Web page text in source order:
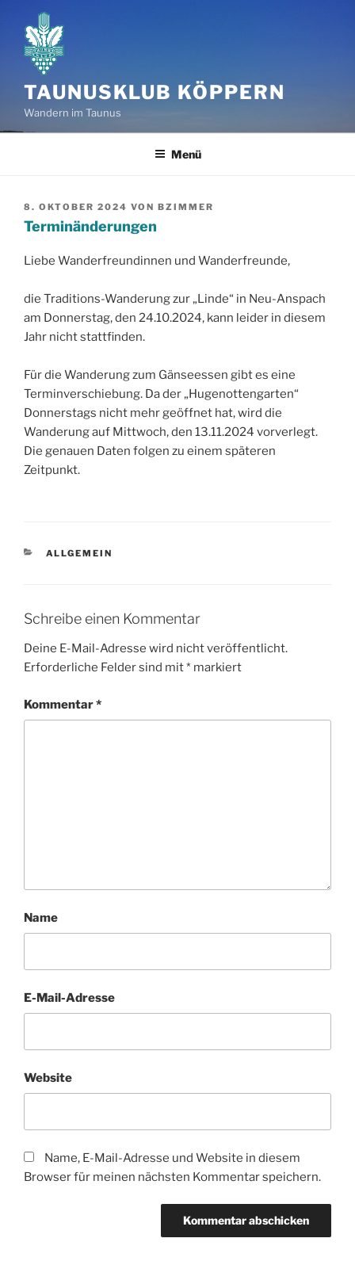
Inhalt
springen
TAUNUSKLUB KÖPPERN
Wandern im Taunus
Menü
VERÖFFENTLICHT
AM
8. OKTOBER 2024 VON BZIMMER
Terminänderungen
Liebe Wanderfreundinnen und Wanderfreunde,
die Traditions-Wanderung zur „Linde“ in Neu-Anspach
am Donnerstag, den 24.10.2024, kann leider in diesem
Jahr nicht stattfinden.
Für die Wanderung zum Gänseessen gibt es eine
Terminverschiebung. Da der „Hugenottengarten“
Donnerstags nicht mehr geöffnet hat, wird die
Wanderung auf Mittwoch, den 13.11.2024 vorverlegt.
Die genauen Daten folgen zu einem späteren
Zeitpunkt.
KATEGORIEN
ALLGEMEIN
Schreibe einen Kommentar
Deine E-Mail-Adresse wird nicht veröffentlicht.
Erforderliche Felder sind mit* markiert
Kommentar*
Name
E-Mail-Adresse
Website
Name, E-Mail-Adresse und Website in diesem
Browser für meinen nächsten Kommentar speichern.